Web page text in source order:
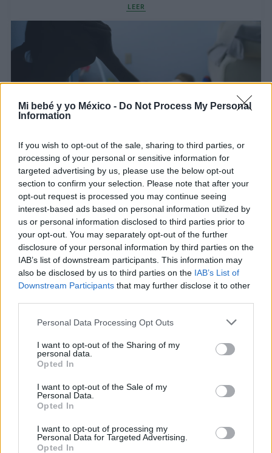
Mi bebé y yo México - Do Not Process My Personal
Information
If you wish to opt-out of the sale, sharing to third parties, or
processing of your personal or sensitive information for
targeted advertising by us, please use the below opt-out
section to confirm your selection. Please note that after your
opt-out request is processed you may continue seeing
interest-based ads based on personal information utilized by
us or personal information disclosed to third parties prior to
your opt-out. You may separately opt-out of the further
disclosure of your personal information by third parties on the
IAB’s list of downstream participants. This information may
also be disclosed by us to third parties on the IAB’s List of
Downstream Participants that may further disclose it to other
Personal Data Processing Opt Outs
I want to opt-out of the Sharing of my
personal data.
Opted In
I want to opt-out of the Sale of my
Personal Data.
Opted In
I want to opt-out of processing my
Personal Data for Targeted Advertising.
Opted In
LEER
La salud mental de las madres está decayendo:
una alerta mundial
LEER
Duelo perinatal: cómo superar la pérdida de un
bebé durante el embarazo o tras el parto
LEER